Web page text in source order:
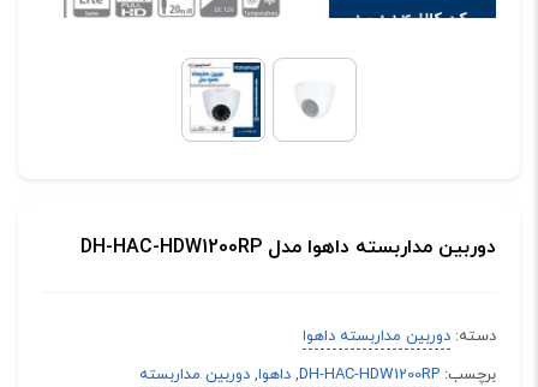
دوربین مداربسته داهوا مدل DH-HAC-HDW1200RP
دسته: دوربین مداربسته داهوا
برچسب: DH-HAC-HDW1200RP
, داهوا, دوربین مداربسته